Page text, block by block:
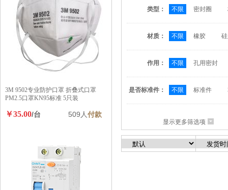
类型： 不限 密封圈
材质： 不限 橡胶
作用： 不限 孔用密封
是否标准件： 不限 标准件
显示更多筛选项 6
3M 9502专业防护口罩 折叠式口罩
PM2.5口罩KN95标准 5只装
￥35.00/台 509人付款